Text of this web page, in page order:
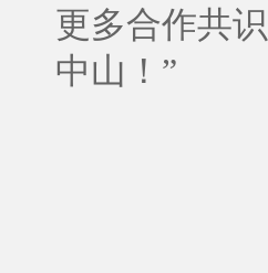
更多合作共
中山！”